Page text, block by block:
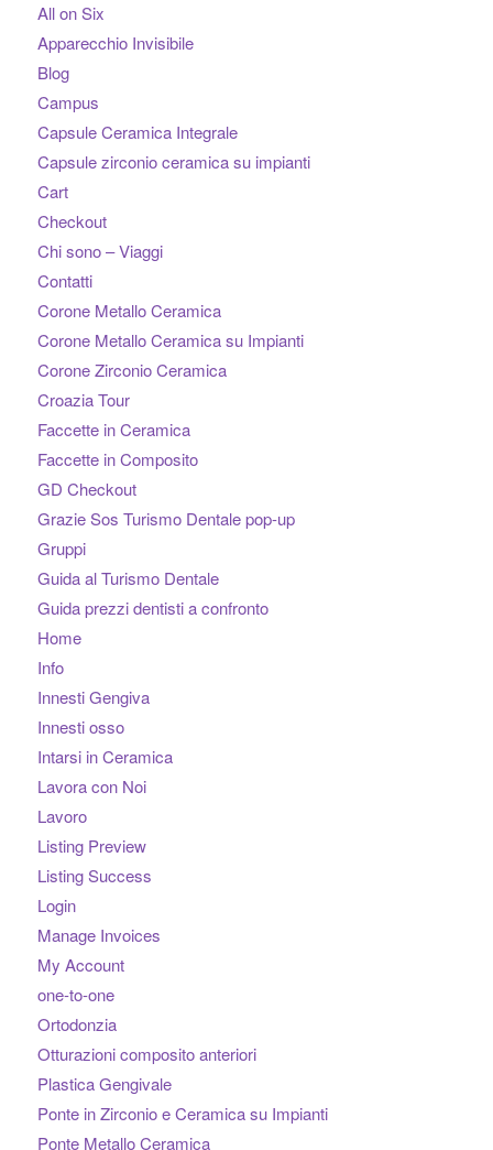
All on Six
Apparecchio Invisibile
Blog
Campus
Capsule Ceramica Integrale
Capsule zirconio ceramica su impianti
Cart
Checkout
Chi sono – Viaggi
Contatti
Corone Metallo Ceramica
Corone Metallo Ceramica su Impianti
Corone Zirconio Ceramica
Croazia Tour
Faccette in Ceramica
Faccette in Composito
GD Checkout
Grazie Sos Turismo Dentale pop-up
Gruppi
Guida al Turismo Dentale
Guida prezzi dentisti a confronto
Home
Info
Innesti Gengiva
Innesti osso
Intarsi in Ceramica
Lavora con Noi
Lavoro
Listing Preview
Listing Success
Login
Manage Invoices
My Account
one-to-one
Ortodonzia
Otturazioni composito anteriori
Plastica Gengivale
Ponte in Zirconio e Ceramica su Impianti
Ponte Metallo Ceramica